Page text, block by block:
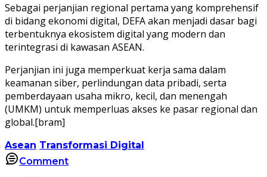
Sebagai perjanjian regional pertama yang komprehensif
di bidang ekonomi digital, DEFA akan menjadi dasar bagi
terbentuknya ekosistem digital yang modern dan
terintegrasi di kawasan ASEAN.
Perjanjian ini juga memperkuat kerja sama dalam
keamanan siber, perlindungan data pribadi, serta
pemberdayaan usaha mikro, kecil, dan menengah
(UMKM) untuk memperluas akses ke pasar regional dan
global.[bram]
Asean Transformasi Digital
Comment